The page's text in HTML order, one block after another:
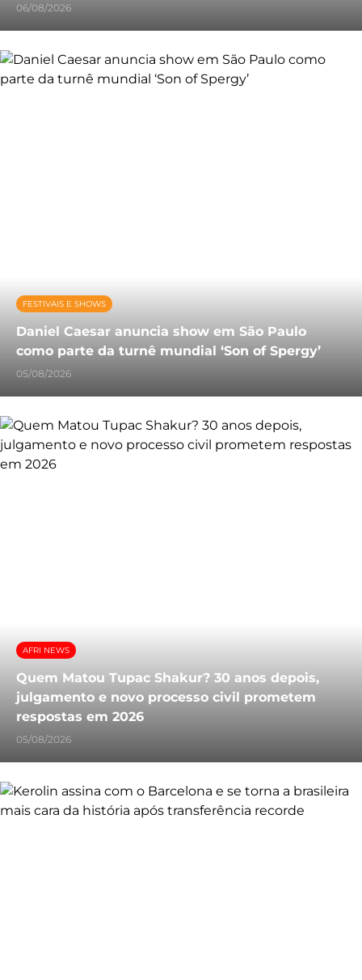
06/08/2026
FESTIVAIS E SHOWS
Daniel Caesar anuncia show em São Paulo
como parte da turnê mundial ‘Son of Spergy’
05/08/2026
AFRI NEWS
Quem Matou Tupac Shakur? 30 anos depois,
julgamento e novo processo civil prometem
respostas em 2026
05/08/2026